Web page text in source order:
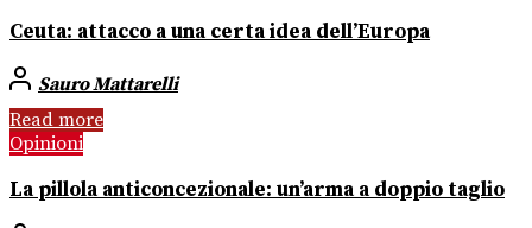
Ceuta: attacco a una certa idea dell’Europa
Sauro Mattarelli
Read more
Opinioni
La pillola anticoncezionale: un’arma a doppio taglio